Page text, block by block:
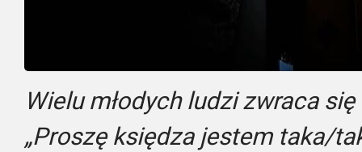
Wielu młodych ludzi zwraca
„Proszę księdza jestem taka/